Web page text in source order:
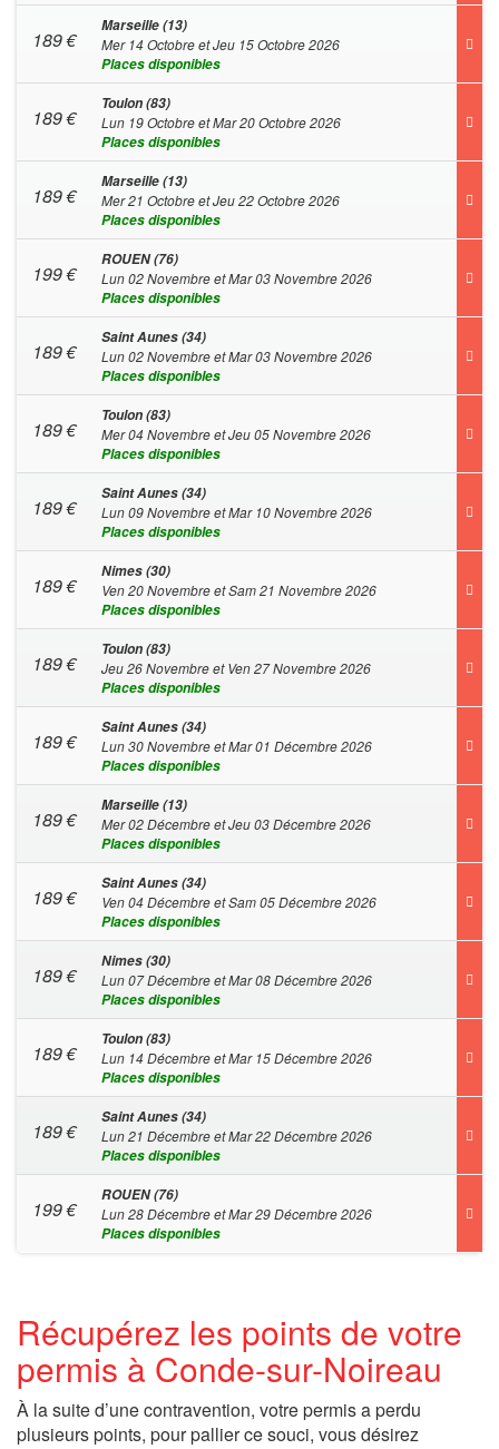
189€
Marseille (13)
Mer 14 Octobre et Jeu 15 Octobre 2026
Places disponibles
189€
Toulon (83)
Lun 19 Octobre et Mar 20 Octobre 2026
Places disponibles
189€
Marseille (13)
Mer 21 Octobre et Jeu 22 Octobre 2026
Places disponibles
199€
ROUEN (76)
Lun 02 Novembre et Mar 03 Novembre 2026
Places disponibles
189€
Saint Aunes (34)
Lun 02 Novembre et Mar 03 Novembre 2026
Places disponibles
189€
Toulon (83)
Mer 04 Novembre et Jeu 05 Novembre 2026
Places disponibles
189€
Saint Aunes (34)
Lun 09 Novembre et Mar 10 Novembre 2026
Places disponibles
189€
Nimes (30)
Ven 20 Novembre et Sam 21 Novembre 2026
Places disponibles
189€
Toulon (83)
Jeu 26 Novembre et Ven 27 Novembre 2026
Places disponibles
189€
Saint Aunes (34)
Lun 30 Novembre et Mar 01 Décembre 2026
Places disponibles
189€
Marseille (13)
Mer 02 Décembre et Jeu 03 Décembre 2026
Places disponibles
189€
Saint Aunes (34)
Ven 04 Décembre et Sam 05 Décembre 2026
Places disponibles
189€
Nimes (30)
Lun 07 Décembre et Mar 08 Décembre 2026
Places disponibles
189€
Toulon (83)
Lun 14 Décembre et Mar 15 Décembre 2026
Places disponibles
189€
Saint Aunes (34)
Lun 21 Décembre et Mar 22 Décembre 2026
Places disponibles
199€
ROUEN (76)
Lun 28 Décembre et Mar 29 Décembre 2026
Places disponibles
Récupérez les points de votre
permis à Conde-sur-Noireau
À la suite d’une contravention, votre permis a perdu
plusieurs points, pour pallier ce souci, vous désirez